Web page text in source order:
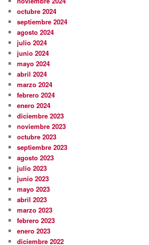
octubre 2024
septiembre 2024
agosto 2024
julio 2024
junio 2024
mayo 2024
abril 2024
marzo 2024
febrero 2024
enero 2024
diciembre 2023
noviembre 2023
octubre 2023
septiembre 2023
agosto 2023
julio 2023
junio 2023
mayo 2023
abril 2023
marzo 2023
febrero 2023
enero 2023
diciembre 2022